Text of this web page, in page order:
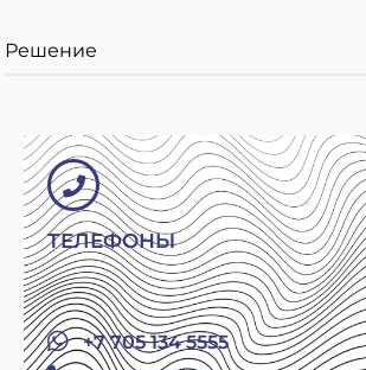
Решение
ТЕЛЕФОНЫ
+7 705 134 5555